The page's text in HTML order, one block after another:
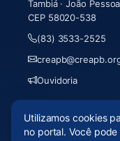
Tambiá · João
CEP 58020-538
(83) 3533-2525
Ouvidoria
© 2026 CREA-PB ·
Utilizamos cookies
no portal. Você